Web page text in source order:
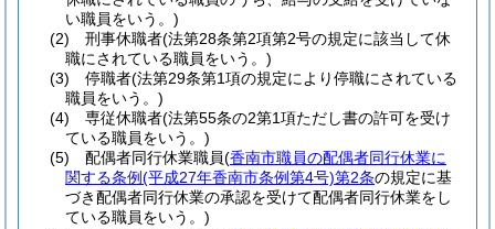
い職員をいう。)
(2)
刑事休職者(法第28条第2項第2号の規定に該当して休
職にされている職員をいう。)
(3)
停職者(法第29条第1項の規定により停職にされている
職員をいう。)
(4)
専従休職者(法第55条の2第1項ただし書の許可を受け
ている職員をいう。)
(5)
配偶者同行休業職員(香南市職員の配偶者同行休業に
関する条例(平成27年香南市条例第4号)第2条の規定に基
づき配偶者同行休業の承認を受けて配偶者同行休業をし
ている職員をいう。)